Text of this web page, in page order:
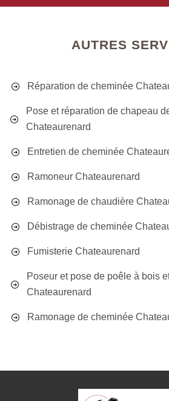
AUTRES
Réparation de cheminée
Pose et réparation de chapeau
Chateaurenard
Entretien de cheminée
Ramoneur Chateaurenard
Ramonage de chaudière
Débistrage de cheminée
Fumisterie Chateaurenard
Poseur et pose de poêle à bois
Chateaurenard
Ramonage de cheminée